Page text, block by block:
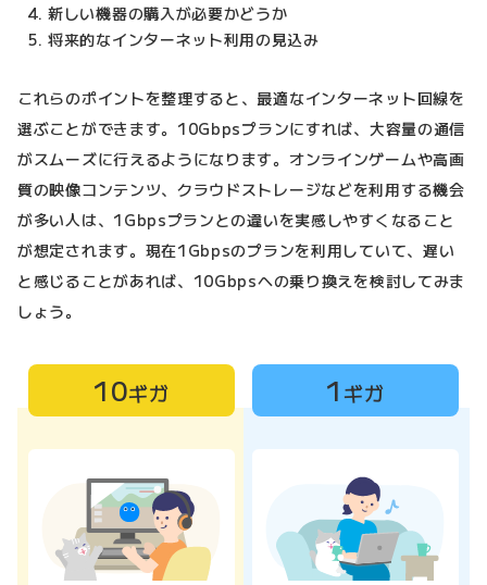
新しい機器の購入が必要かどうか
将来的なインターネット利用の見込み
これらのポイントを整理すると、最適なインターネット回線を
選ぶことができます。10Gbpsプランにすれば、大容量の通信
がスムーズに行えるようになります。オンラインゲームや高画
質の映像コンテンツ、クラウドストレージなどを利用する機会
が多い人は、1Gbpsプランとの違いを実感しやすくなること
が想定されます。現在1Gbpsのプランを利用していて、遅い
と感じることがあれば、10Gbpsへの乗り換えを検討してみま
しょう。
10ギガ 1 ギガ